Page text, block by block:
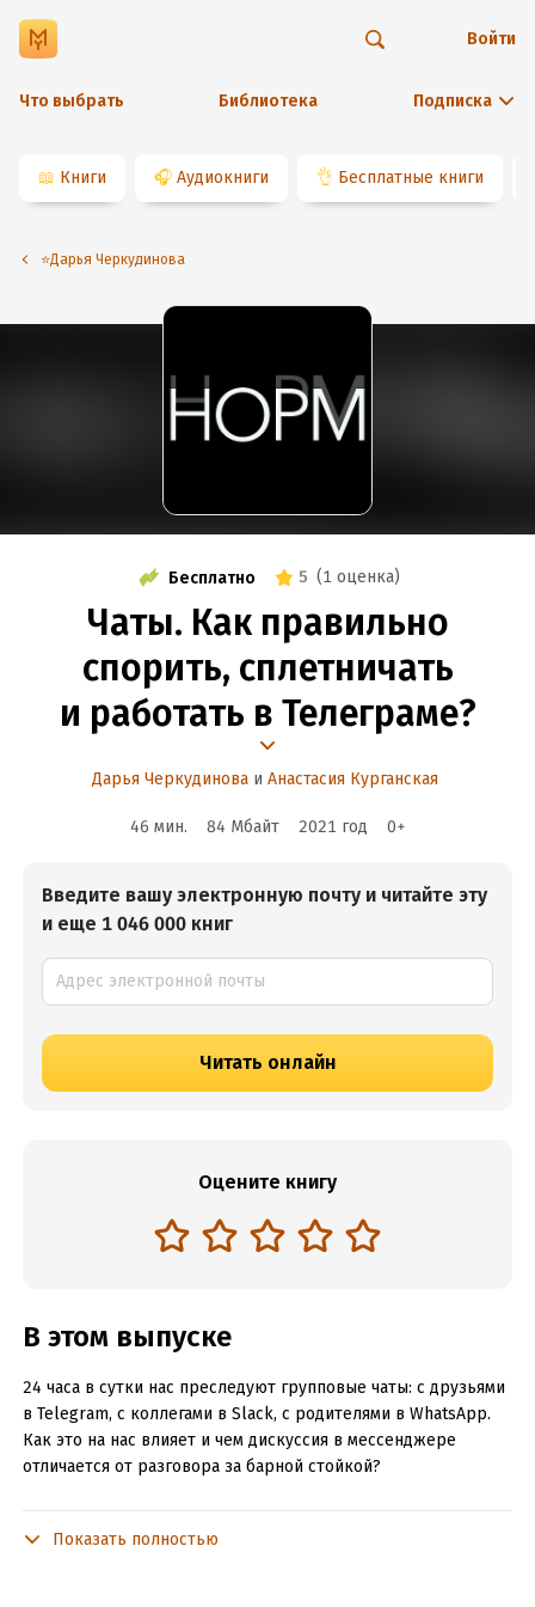
Что выбрать Библиотека Подписка
Войти
📖 Книги 🎧 Аудиокниги 👌 Бесплатные книги
⭐️Дарья Черкудинова
Бесплатно 5 (1 оценка)
Чаты. Как правильно
спорить, сплетничать
и работать в Телеграме?
Дарья Черкудинова и Анастасия Курганская
46 мин. 84 Мбайт 2021 год 0+
Введите вашу электронную почту и читайте эту
и еще 1 046 000 книг
Читать онлайн
Оцените книгу
В этом выпуске
24 часа в сутки нас преследуют групповые чаты: с друзьями
в Telegram, с коллегами в Slack, с родителями в WhatsApp.
Как это на нас влияет и чем дискуссия в мессенджере
отличается от разговора за барной стойкой?
Показать полностью